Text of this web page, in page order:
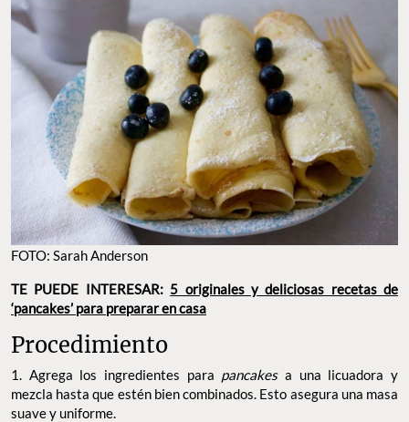
FOTO: Sarah Anderson
TE PUEDE INTERESAR: 5 originales y deliciosas recetas de
‘pancakes’ para preparar en casa
Procedimiento
1. Agrega los ingredientes para pancakesa una licuadora y
mezcla hasta que estén bien combinados. Esto asegura una masa
suave y uniforme.